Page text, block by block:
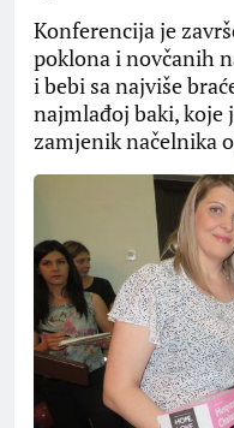
Konferencija je
poklona i novčanih
i bebi sa najviše
najmlađoj baki, koje
zamjenik načelnika